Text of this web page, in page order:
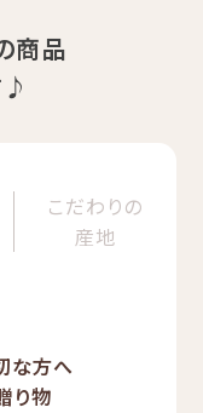
商品
♪
こだわりの
産地
な方へ
り物